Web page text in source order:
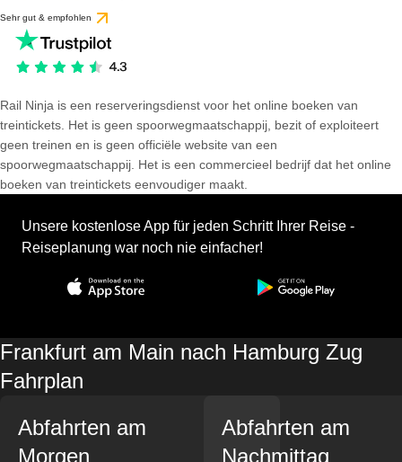
Sehr gut & empfohlen
Rail Ninja is een reserveringsdienst voor het online boeken van
treintickets. Het is geen spoorwegmaatschappij, bezit of exploiteert
geen treinen en is geen officiële website van een
spoorwegmaatschappij. Het is een commercieel bedrijf dat het online
boeken van treintickets eenvoudiger maakt.
Unsere kostenlose App für jeden Schritt Ihrer Reise -
Reiseplanung war noch nie einfacher!
Frankfurt am Main nach Hamburg Zug
Fahrplan
Abfahrten am
Morgen
Abfahrten am
Nachmittag